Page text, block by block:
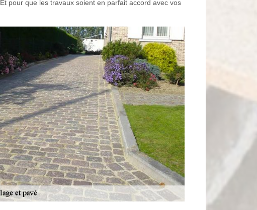
pour que les travaux soient en parfait accord avec vos